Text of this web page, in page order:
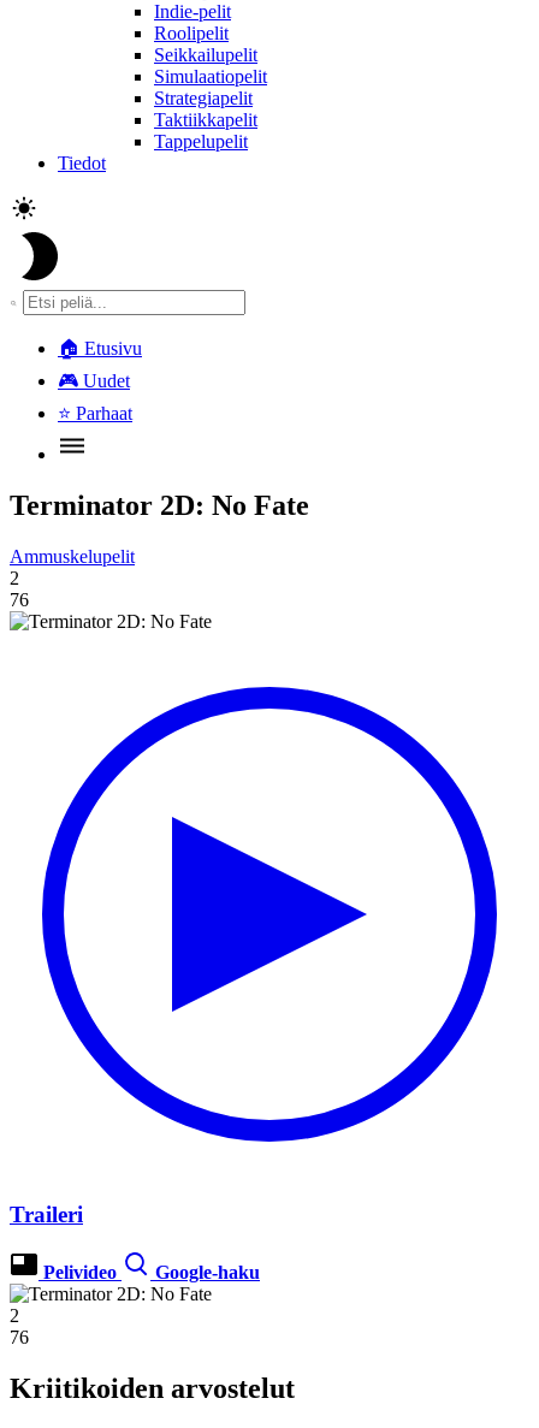
Indie-pelit
Roolipelit
Seikkailupelit
Simulaatiopelit
Strategiapelit
Taktiikkapelit
Tappelupelit
Tiedot
🏠 Etusivu
🎮 Uudet
⭐ Parhaat
Terminator 2D: No Fate
Ammuskelupelit
2
76
Traileri
Pelivideo Google-haku
2
76
Kriitikoiden arvostelut